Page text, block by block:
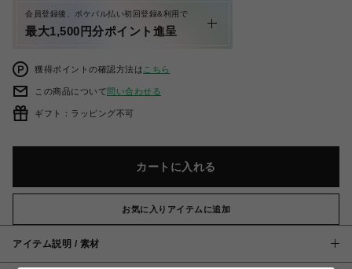
会員登録後、ポケパル払い初回登録&利用で
最大1,500円分ポイント進呈
獲得ポイントの確認方法は こちら
この商品について問い合わせる
ギフト：ラッピング不可
カートに入れる
お気に入りアイテムに追加
アイテム説明 / 素材